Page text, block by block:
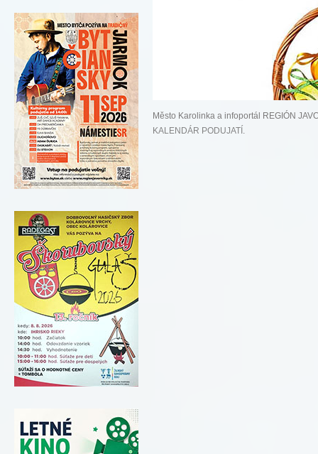
Město Karolinka a infoportál REGIÓN
KALENDÁR PODUJATÍ .